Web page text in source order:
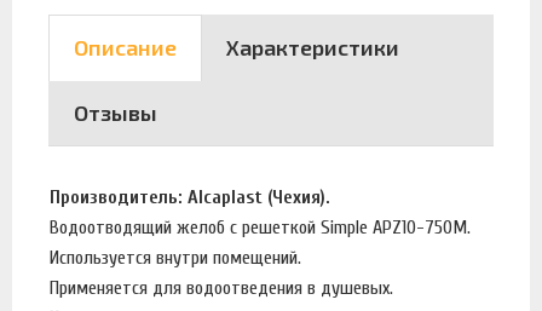
Описание Характеристики
Отзывы
Производитель: Alcaplast (Чехия).
Водоотводящий желоб с решеткой Simple APZ10-750M.
Используется внутри помещений.
Применяется для водоотведения в душевых.